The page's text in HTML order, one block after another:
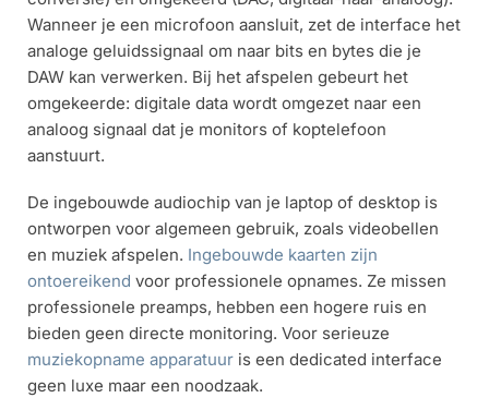
Wanneer je een microfoon aansluit, zet de interface het
analoge geluidssignaal om naar bits en bytes die je
DAW kan verwerken. Bij het afspelen gebeurt het
omgekeerde: digitale data wordt omgezet naar een
analoog signaal dat je monitors of koptelefoon
aanstuurt.
De ingebouwde audiochip van je laptop of desktop is
ontworpen voor algemeen gebruik, zoals videobellen
en muziek afspelen. Ingebouwde kaarten zijn
ontoereikend voor professionele opnames. Ze missen
professionele preamps, hebben een hogere ruis en
bieden geen directe monitoring. Voor serieuze
muziekopname apparatuur is een dedicated interface
geen luxe maar een noodzaak.